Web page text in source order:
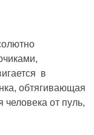
в
обтягивающая
от пуль,